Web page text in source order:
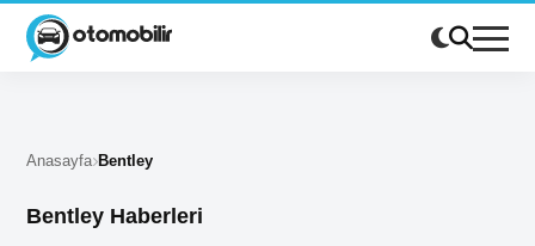
Anasayfa Bentley
Bentley Haberleri